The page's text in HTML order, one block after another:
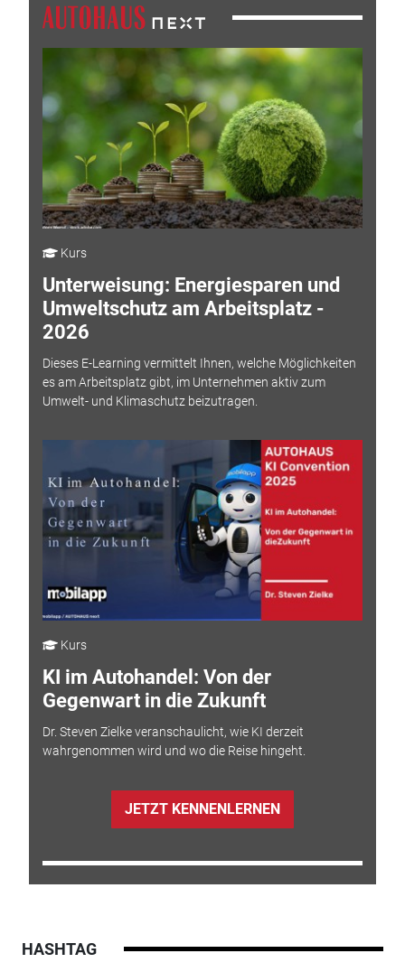
Kurs
Unterweisung: Energiesparen und
Umweltschutz am Arbeitsplatz -
2026
Dieses E-Learning vermittelt Ihnen, welche Möglichkeiten
es am Arbeitsplatz gibt, im Unternehmen aktiv zum
Umwelt- und Klimaschutz beizutragen.
Kurs
KI im Autohandel: Von der
Gegenwart in die Zukunft
Dr. Steven Zielke veranschaulicht, wie KI derzeit
wahrgenommen wird und wo die Reise hingeht.
JETZT KENNENLERNEN
HASHTAG